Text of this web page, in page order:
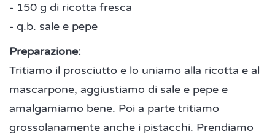
- 150 g di ricotta fresca
- q.b. sale e pepe
Preparazione:
Tritiamo il prosciutto e lo uniamo alla ricotta e al
mascarpone, aggiustiamo di sale e pepe e
amalgamiamo bene. Poi a parte tritiamo
grossolanamente anche i pistacchi. Prendiamo